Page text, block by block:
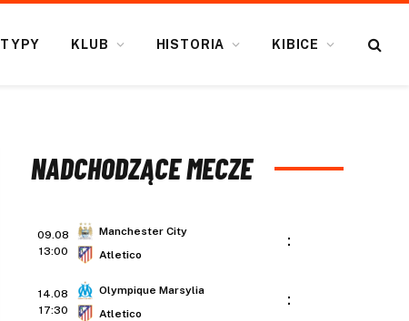
TYPY KLUB HISTORIA KIBICE
NADCHODZĄCE MECZE
09.08
13:00
Manchester City
Atletico
:
14.08
17:30
Olympique Marsylia
Atletico
: